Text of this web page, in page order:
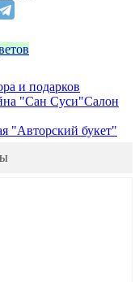
и подарков
"Сан Суси"Салон
"Авторский букет"